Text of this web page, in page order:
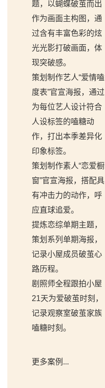
题，以蝴蝶破茧而出
作为画面主构图，通
过含有丰富色彩的炫
光光影打破画面，体
现突破感。
策划制作艺人“爱情嗑
度表”官宣海报，通过
为每位艺人设计符合
人设标签的嗑糖动
作，打出本季差异化
印象标签。
策划制作素人“恋爱橱
窗”官宣海报，搭配具
有冲击力的动作，呼
应直球追爱。
提炼恋综单期主题，
策划系列单期海报，
记录小屋成员破茧心
路历程。
剧照师全程跟拍小屋
21天为爱破茧时刻，
记录观察室破茧家族
嗑糖时刻。
更多案例...